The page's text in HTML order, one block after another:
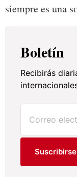
siempre es una
Boletín
Recibirás
Suscribirse